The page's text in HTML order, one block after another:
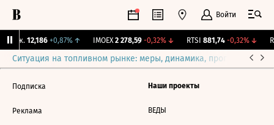
Войти
Бирж. 12,186 +0,87%↑ IMOEX 2 278,59 -0,32%↓ RTSI 881,74 -0,32%↓
Ситуация на топливном рынке: меры, динамика, прогнозы
Подписка
Реклама
Наши проекты
ВЕДЫ